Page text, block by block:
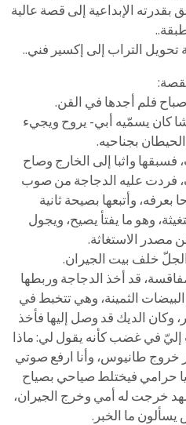
الإبداعية إلى قصة عالية
تحويل التراب إلى إكسير فني..
فلم أجدها في القن.
كان يسمّيه أبي- يروح ويجيء
بجناحيه.
واثبا إلى الخارج وصاح
فردت عليه الدجاجة من صوب
وأتبعها بصيحة ثانية
وهو ما يفتأ يصيح، ويجول
مصدر الاستغاثة.
خلف بيت الجيران.
قد أخذ الدجاجة وربطها
الثمينة، وهي تتخبط في
وكان الديك قد وصل إليها فأخذ
في غضب كأنه يقول لي: ماذا
خروج طانيوس، وأنا ارفع صوتي
حرامي فيختلط صياحي بصياح
خرجت له أمي وخرج الجيران،
ما الخبر.